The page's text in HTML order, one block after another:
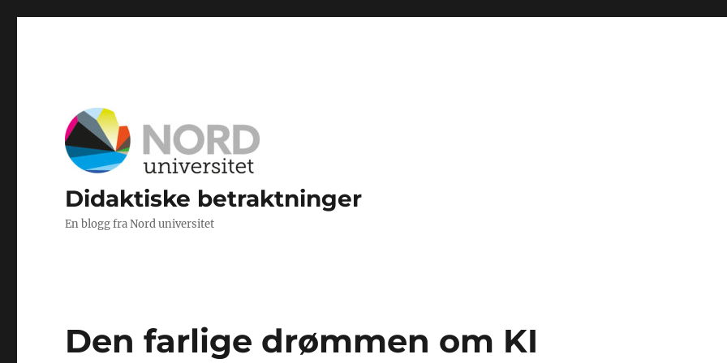
Didaktiske betraktninger
En blogg fra Nord universitet
Den farlige drømmen om KI